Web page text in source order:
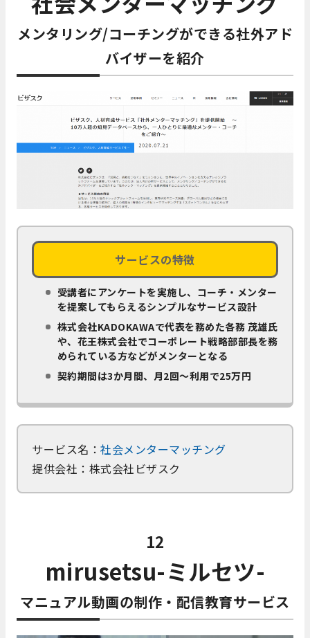
メンタリング/コーチングができる社外アド
バイザーを紹介
サービスの特徴
受講者にアンケートを実施し、コーチ・メンター
を提案してもらえるシンプルなサービス設計
株式会社KADOKAWAで代表を務めた各務 茂雄氏
や、花王株式会社でコーポレート戦略部部長を務
められている方などがメンターとなる
契約期間は3か月間、月2回～利用で25万円
サービス名： 社会メンターマッチング
提供会社：株式会社ビザスク
12
mirusetsu-ミルセツ-
マニュアル動画の制作・配信教育サービス